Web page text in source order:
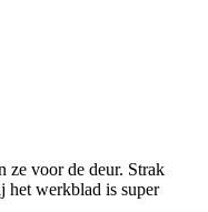
ze voor de deur. Strak
het werkblad is super